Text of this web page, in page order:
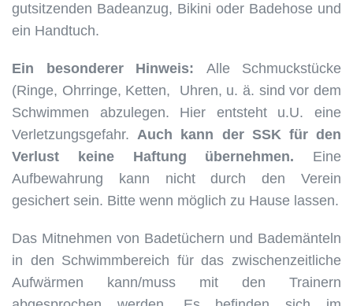
gutsitzenden Badeanzug, Bikini oder Badehose und
ein Handtuch.
Ein besonderer Hinweis: Alle Schmuckstücke
(Ringe, Ohrringe, Ketten, Uhren, u. ä. sind vor dem
Schwimmen abzulegen. Hier entsteht u.U. eine
Verletzungsgefahr.Auch kann der SSK für den
Verlust keine Haftung übernehmen. Eine
Aufbewahrung kann nicht durch den Verein
gesichert sein. Bitte wenn möglich zu Hause lassen.
Das Mitnehmen von Badetüchern und Bademänteln
in den Schwimmbereich für das zwischenzeitliche
Aufwärmen kann/muss mit den Trainern